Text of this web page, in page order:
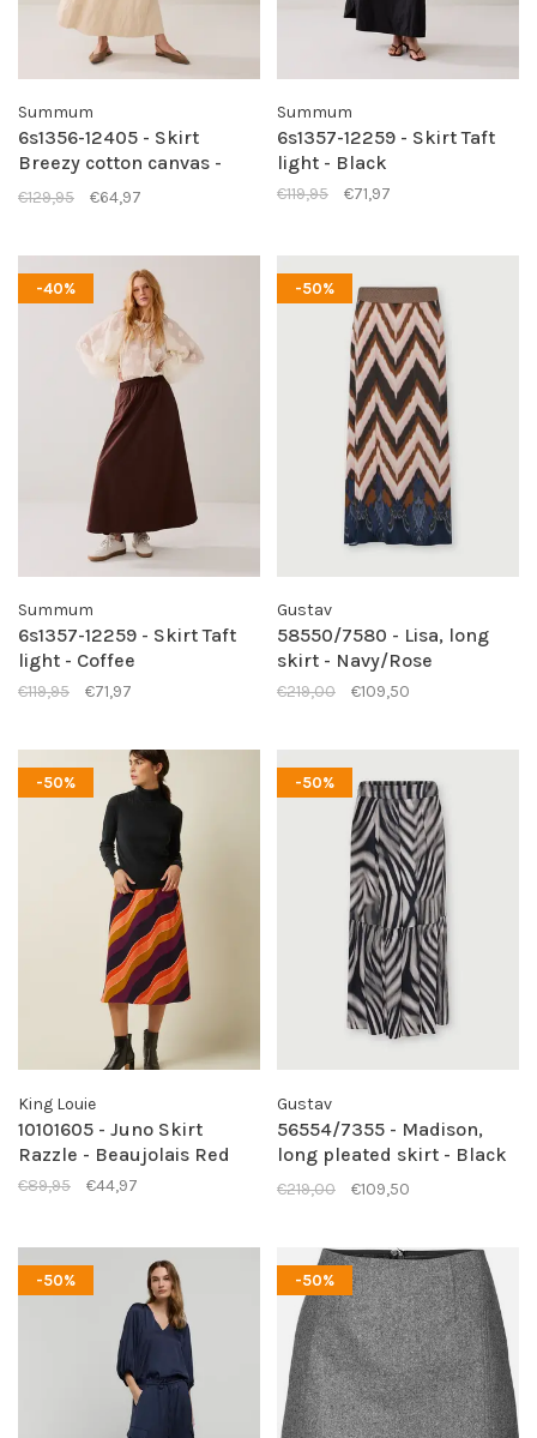
Summum
6s1356-12405 - Skirt
Breezy cotton canvas -
Pebble beige
€129,95 €64,97
Summum
6s1357-12259 - Skirt Taft
light - Black
€119,95 €71,97
-40%
Summum
6s1357-12259 - Skirt Taft
light - Coffee
€119,95 €71,97
-50%
Gustav
58550/7580 - Lisa, long
skirt - Navy/Rose
€219,00 €109,50
-50%
King Louie
10101605 - Juno Skirt
Razzle - Beaujolais Red
€89,95 €44,97
-50%
Gustav
56554/7355 - Madison,
long pleated skirt - Black
and sand zebra print
€219,00 €109,50
-50% -50%